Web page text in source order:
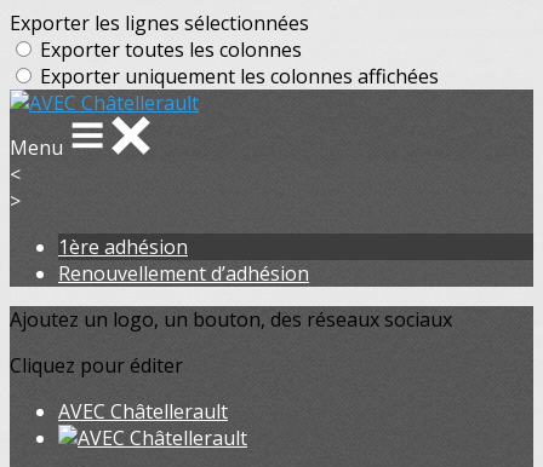
Exporter les lignes sélectionnées
Exporter toutes les colonnes
Exporter uniquement les colonnes affichées
Menu
<
>
1ère adhésion
Renouvellement d’adhésion
Ajoutez un logo, un bouton, des réseaux sociaux
Cliquez pour éditer
AVEC Châtellerault